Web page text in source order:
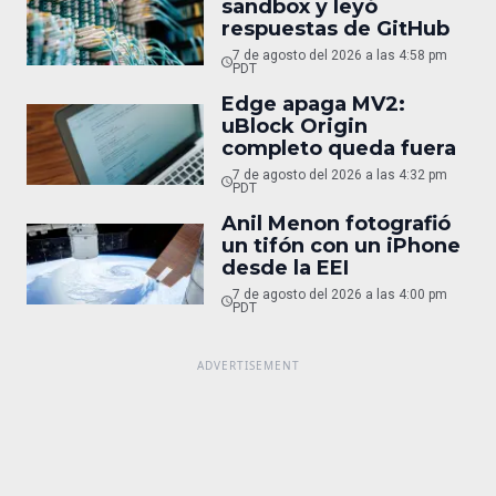
sandbox y leyó
respuestas de GitHub
7 de agosto del 2026 a las 4:58 pm
PDT
Edge apaga MV2:
uBlock Origin
completo queda fuera
7 de agosto del 2026 a las 4:32 pm
PDT
Anil Menon fotografió
un tifón con un iPhone
desde la EEI
7 de agosto del 2026 a las 4:00 pm
PDT